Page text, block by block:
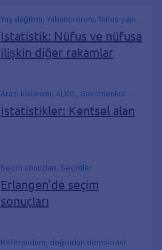
Yaş dağılımı, Yabancı oranı, Nüfus yapısı,
Nüfus verileri, Nüfus
İstatistik: Nüfus ve nüfusa
ilişkin diğer rakamlar
Arazi kullanımı, ALKIS, Gayrimenkul
kadastrosu
İstatistikler: Kentsel alan
Seçim sonuçları, Seçimler
Erlangen'de seçim
sonuçları
Referandum, doğrudan demokrasi